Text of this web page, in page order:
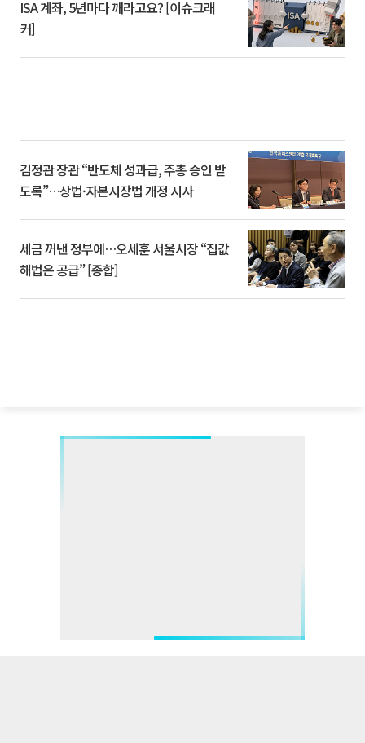
ISA 계좌, 5년마다 깨라고요? [이슈크래
커]
김정관 장관 “반도체 성과급, 주총 승인 받
도록”…상법·자본시장법 개정 시사
세금 꺼낸 정부에…오세훈 서울시장 “집값
해법은 공급” [종합]